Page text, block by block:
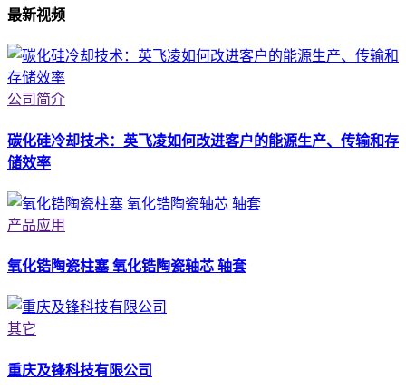
最新视频
公司简介
碳化硅冷却技术：英飞凌如何改进客户的能源生产、传输和存
储效率
产品应用
氧化锆陶瓷柱塞 氧化锆陶瓷轴芯 轴套
其它
重庆及锋科技有限公司